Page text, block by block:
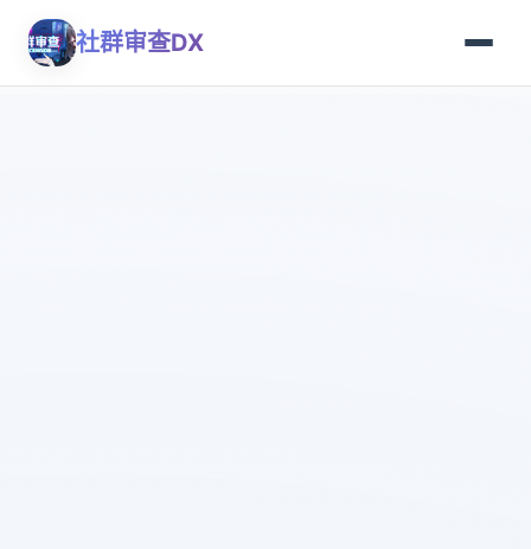
社群审查DX